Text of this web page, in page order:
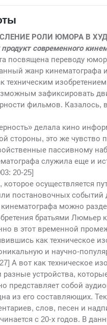
РОЛИ ЮМОРА В
современного
посвящена переводу
жанр кинематографа
техническим
зафиксировать
фильмов. Казалось,
делала кино
стороны, это же
пассивному
служила еще и
20-25]
которое осуществляется
постановочных событий
можно
братьями Люмьер
в этот временной
как техническое
и научно-
А вот как техническое
устройства,
представляет собой
из его составляющих.
слов, песен и
с 20-х годов. В